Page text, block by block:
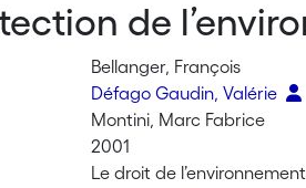
de
Bellanger, François
Défago Gaudin, Valérie
Montini, Marc Fabrice
2001
Le droit de